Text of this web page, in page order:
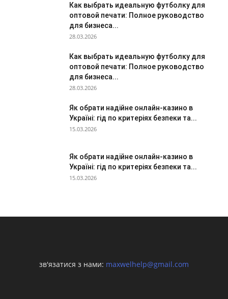
Как выбрать идеальную футболку для
оптовой печати: Полное руководство
для бизнеса...
28.03.2026
Как выбрать идеальную футболку для
оптовой печати: Полное руководство
для бизнеса...
28.03.2026
Як обрати надійне онлайн-казино в
Україні: гід по критеріях безпеки та...
15.03.2026
Як обрати надійне онлайн-казино в
Україні: гід по критеріях безпеки та...
15.03.2026
зв'язатися з нами: maxwelhelp@gmail.com